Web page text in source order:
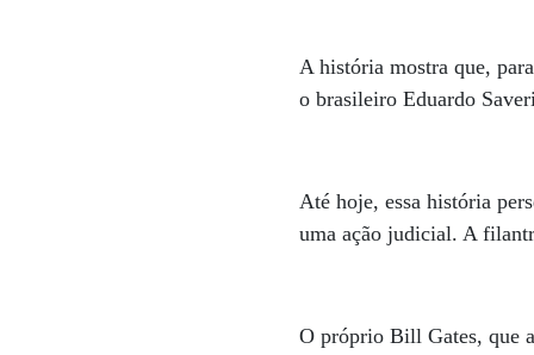
A história mostra que,
o brasileiro Eduardo
Até hoje, essa história
uma ação judicial. A
O próprio Bill Gates, que